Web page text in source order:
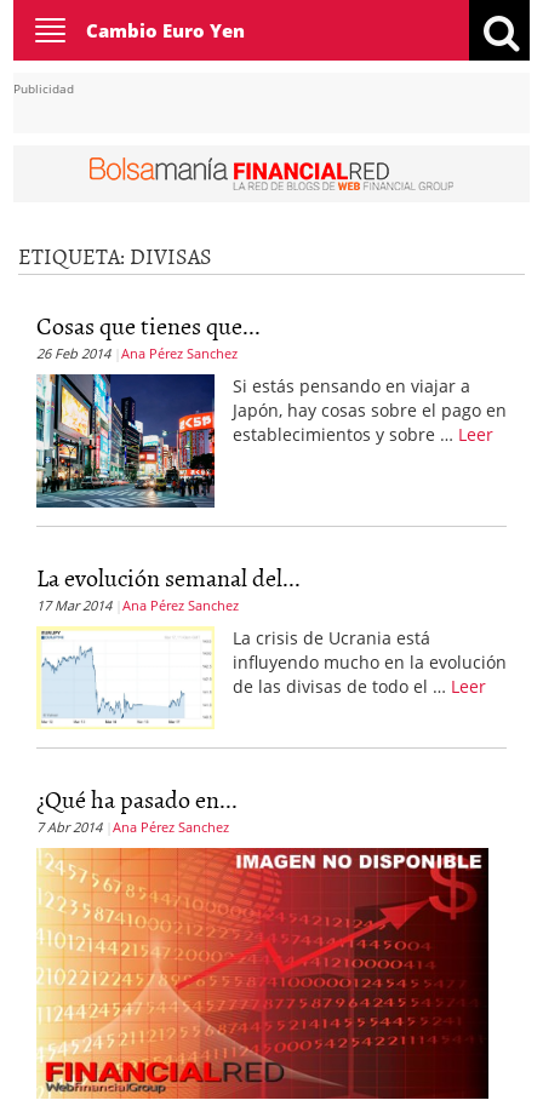
Toggle
navigation
Cambio Euro Yen
Publicidad
ETIQUETA: DIVISAS
Cosas que tienes que...
26 Feb 2014 Ana Pérez Sanchez
Si estás pensando en viajar a
Japón, hay cosas sobre el pago en
establecimientos y sobre … Leer
La evolución semanal del...
17 Mar 2014 Ana Pérez Sanchez
La crisis de Ucrania está
influyendo mucho en la evolución
de las divisas de todo el … Leer
¿Qué ha pasado en...
7 Abr 2014 Ana Pérez Sanchez